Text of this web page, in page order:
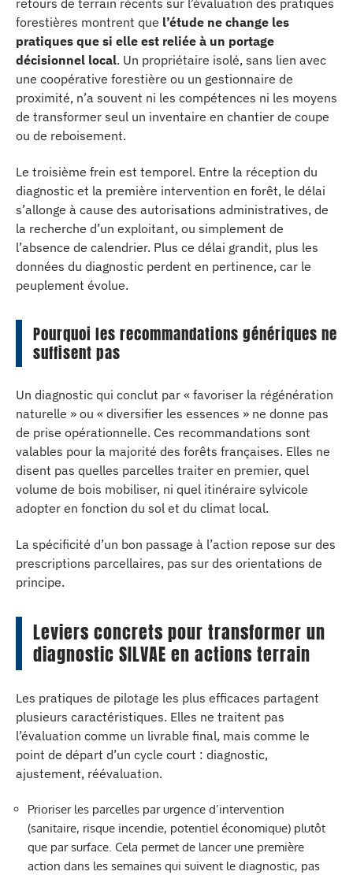
forestières montrent que l’étude ne change les
pratiques que si elle est reliée à un portage
décisionnel local. Un propriétaire isolé, sans lien avec
une coopérative forestière ou un gestionnaire de
proximité, n’a souvent ni les compétences ni les moyens
de transformer seul un inventaire en chantier de coupe
ou de reboisement.
Le troisième frein est temporel. Entre la réception du
diagnostic et la première intervention en forêt, le délai
s’allonge à cause des autorisations administratives, de
la recherche d’un exploitant, ou simplement de
l’absence de calendrier. Plus ce délai grandit, plus les
données du diagnostic perdent en pertinence, car le
peuplement évolue.
Pourquoi les recommandations génériques ne
suffisent pas
Un diagnostic qui conclut par « favoriser la régénération
naturelle » ou « diversifier les essences » ne donne pas
de prise opérationnelle. Ces recommandations sont
valables pour la majorité des forêts françaises. Elles ne
disent pas quelles parcelles traiter en premier, quel
volume de bois mobiliser, ni quel itinéraire sylvicole
adopter en fonction du sol et du climat local.
La spécificité d’un bon passage à l’action repose sur des
prescriptions parcellaires, pas sur des orientations de
principe.
Leviers concrets pour transformer un
diagnostic SILVAE en actions terrain
Les pratiques de pilotage les plus efficaces partagent
plusieurs caractéristiques. Elles ne traitent pas
l’évaluation comme un livrable final, mais comme le
point de départ d’un cycle court : diagnostic,
ajustement, réévaluation.
Prioriser les parcelles par urgence d’intervention
(sanitaire, risque incendie, potentiel économique) plutôt
que par surface. Cela permet de lancer une première
action dans les semaines qui suivent le diagnostic, pas